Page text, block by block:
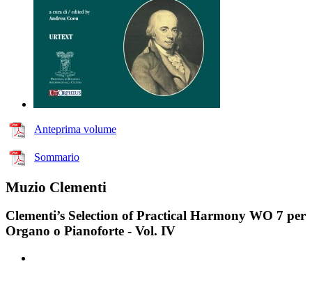
Anteprima volume
Sommario
Muzio Clementi
Clementi’s Selection of Practical Harmony WO 7 per
Organo o Pianoforte - Vol. IV